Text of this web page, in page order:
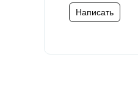
Написать